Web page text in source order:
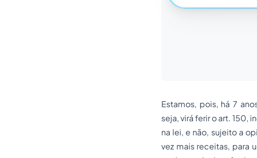
Estamos, pois, há 7
seja, virá ferir o art. 150,
na lei, e não, sujeito a
vez mais receitas, para